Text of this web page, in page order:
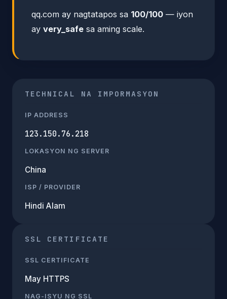
qq.com ay nagtatapos sa 100/100 — iyon
ay very_safe sa aming scale.
TECHNICAL NA IMPORMASYON
IP ADDRESS
123.150.76.218
LOKASYON NG SERVER
China
ISP / PROVIDER
Hindi Alam
SSL CERTIFICATE
SSL CERTIFICATE
May HTTPS
NAG-ISYU NG SSL